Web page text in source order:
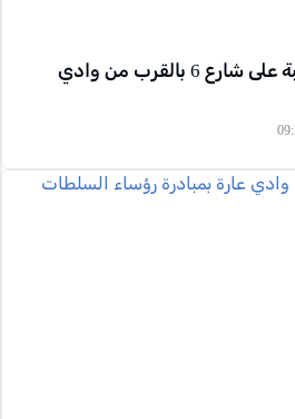
اندلاع النيران داخل مركبة على شارع 6 بالقرب من وادي